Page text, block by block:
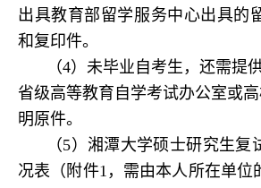
出具教育部留学服务中心出具的
和复印件。
（4）未毕业自考生，还需提
省级高等教育自学考试办公室或
明原件。
（5）湘潭大学硕士研究生
况表（附件1，需由本人所在单位